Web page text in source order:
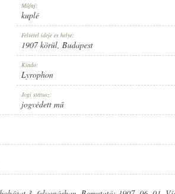
Műfaj:
kuplé
Felvétel ideje és helye:
1907 körül, Budapest
Kiadó:
Lyrophon
Jogi státusz:
jogvédett mű